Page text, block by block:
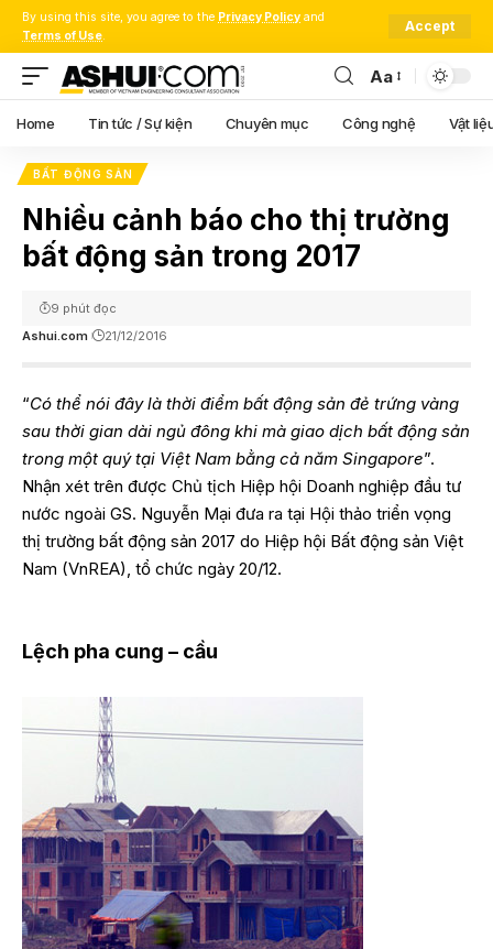
By using this site, you agree to the Privacy Policy and
Terms of Use.
Accept
Font
Resizer
Aa
Home Tin tức / Sự kiện Chuyên mục Công nghệ Vật
BẤT ĐỘNG SẢN
Nhiều cảnh báo cho thị trường
bất động sản trong 2017
Ashui.com 21/12/2016
9 phút đọc
“Có thể nói đây là thời điểm bất động sản đẻ trứng vàng
sau thời gian dài ngủ đông khi mà giao dịch bất động sản
trong một quý tại Việt Nam bằng cả năm Singapore”.
Nhận xét trên được Chủ tịch Hiệp hội Doanh nghiệp đầu tư
nước ngoài GS. Nguyễn Mại đưa ra tại Hội thảo triển vọng
thị trường bất động sản 2017 do Hiệp hội Bất động sản Việt
Nam (VnREA), tổ chức ngày 20/12.
Lệch pha cung – cầu